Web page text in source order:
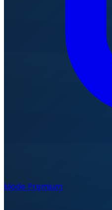
Mode Premium